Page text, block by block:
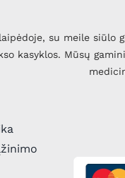
su meile
kasyklos. Mūsų